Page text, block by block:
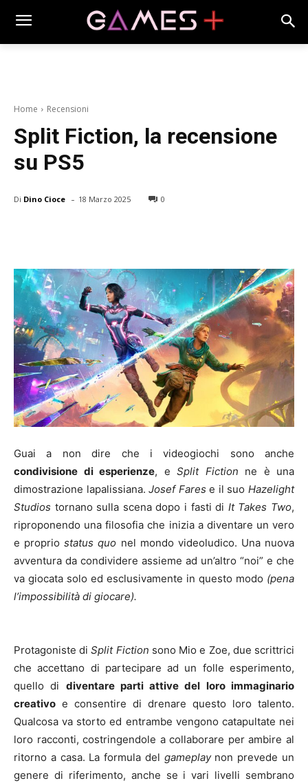
Home Recensioni
Split Fiction, la recensione
su PS5
Di Dino Cioce - 18 Marzo 2025 0
Guai a non dire che i videogiochi sono anche
condivisione di esperienze, e Split Fiction ne è una
dimostrazione lapalissiana.Josef Fares e il suoHazelight
Studios tornano sulla scena dopo i fasti di It Takes Two,
riproponendo una filosofia che inizia a diventare un vero
e propriostatus quo nel mondo videoludico. Una nuova
avventura da condividere assieme ad un’altro “noi” e che
va giocata solo ed esclusivamente in questo modo (pena
l’impossibilità di giocare).
Protagoniste diSplit Fiction sono Mio e Zoe, due scrittrici
che accettano di partecipare ad un folle esperimento,
quello di diventare parti attive del loro immaginario
creativo e consentire di drenare questo loro talento.
Qualcosa va storto ed entrambe vengono catapultate nei
loro racconti, costringendole a collaborare per ambire al
ritorno a casa. La formula del gameplaynon prevede un
genere di riferimento, anche se i vari livelli sembrano